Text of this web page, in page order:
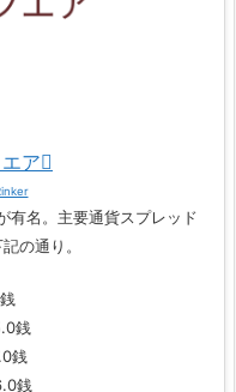
ア
有名。主要通貨スプレッド
の通り。
銭
銭
銭